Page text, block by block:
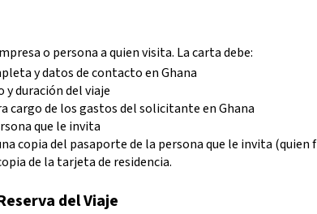
o persona a quien visita. La carta debe:
y datos de contacto en Ghana
duración del viaje
cargo de los gastos del solicitante en Ghana
que le invita
copia del pasaporte de la persona que le invita
de la tarjeta de residencia.
del Viaje